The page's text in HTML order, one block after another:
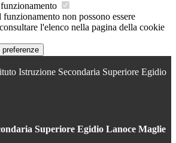
non possono essere
l'elenco nella pagina della cookie
Istruzione Secondaria Superiore Egidio
Superiore Egidio Lanoce Maglie